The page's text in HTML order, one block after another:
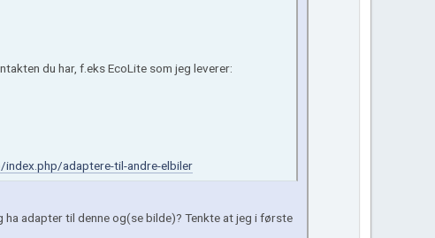
du har, f.eks EcoLite som jeg leverer:
adaptere-til-andre-elbiler
ha adapter til denne og(se bilde)? Tenkte at jeg i første